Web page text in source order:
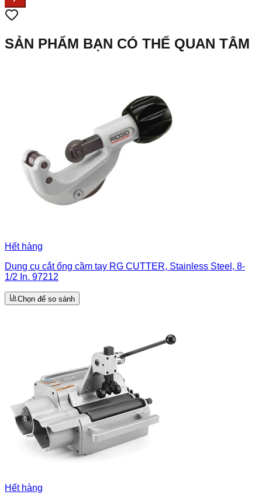
SẢN PHẨM BẠN CÓ THỂ QUAN TÂM
Hết hàng
Dụng cụ cắt ống cầm tay RG CUTTER, Stainless Steel, 8-
1/2 In. 97212
Chọn để so sánh
Hết hàng